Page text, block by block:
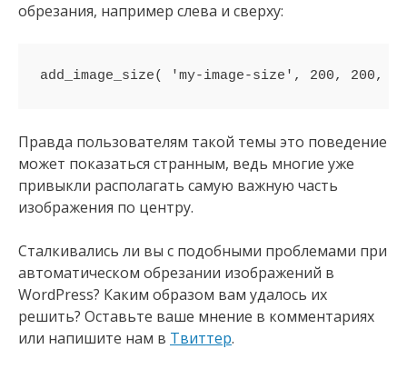
обрезания, например слева и сверху:
Правда пользователям такой темы это поведение
может показаться странным, ведь многие уже
привыкли располагать самую важную часть
изображения по центру.
Сталкивались ли вы с подобными проблемами при
автоматическом обрезании изображений в
WordPress? Каким образом вам удалось их
решить? Оставьте ваше мнение в комментариях
или напишите нам в Твиттер.